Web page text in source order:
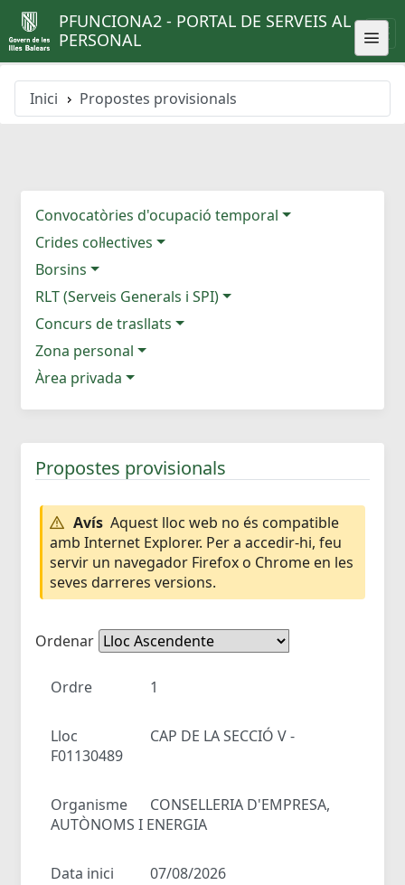
PFUNCIONA2 - PORTAL DE SERVEIS AL
PERSONAL
Inici Propostes provisionals
Convocatòries d'ocupació temporal
Crides col·lectives
Borsins
RLT (Serveis Generals i SPI)
Concurs de trasllats
Zona personal
Àrea privada
Propostes provisionals
Avís Aquest lloc web no és compatible
amb Internet Explorer. Per a accedir-hi, feu
servir un navegador Firefox o Chrome en les
seves darreres versions.
Ordenar
Ordre 1
Lloc
CAP DE LA SECCIÓ V -
F01130489
Organisme
CONSELLERIA D'EMPRESA,
AUTÒNOMS I ENERGIA
Data inici 07/08/2026